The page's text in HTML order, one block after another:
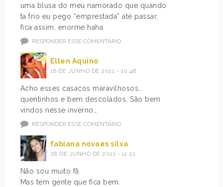
uma blusa do meu namorado que quando
ta frio eu pego “emprestada” até passar,
fica assim, enorme haha
RESPONDER ESSE COMENTÁRIO
Ellen Aquino
16 DE JUNHO DE 2011 - 10:48
Acho esses casacos maravilhosos…
quentinhos e bem descolados. São bem
vindos nesse inverno…
RESPONDER ESSE COMENTÁRIO
fabiana novaes silva
28 DE JUNHO DE 2011 - 11:21
Não sou muito fã.
Mas tem gente que fica bem.